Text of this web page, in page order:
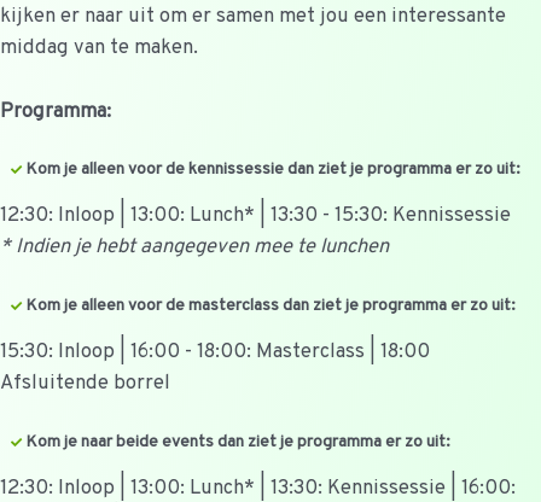
kijken er naar uit om er samen met jou een interessante
middag van te maken.
Programma:
Kom je alleen voor de kennissessie dan ziet je programma er zo uit:
12:30: Inloop | 13:00: Lunch* | 13:30 - 15:30: Kennissessie
* Indien je hebt aangegeven mee te lunchen
Kom je alleen voor de masterclass dan ziet je programma er zo uit:
15:30: Inloop | 16:00 - 18:00: Masterclass | 18:00
Afsluitende borrel
Kom je naar beide events dan ziet je programma er zo uit:
12:30: Inloop | 13:00: Lunch* | 13:30: Kennissessie | 16:00: